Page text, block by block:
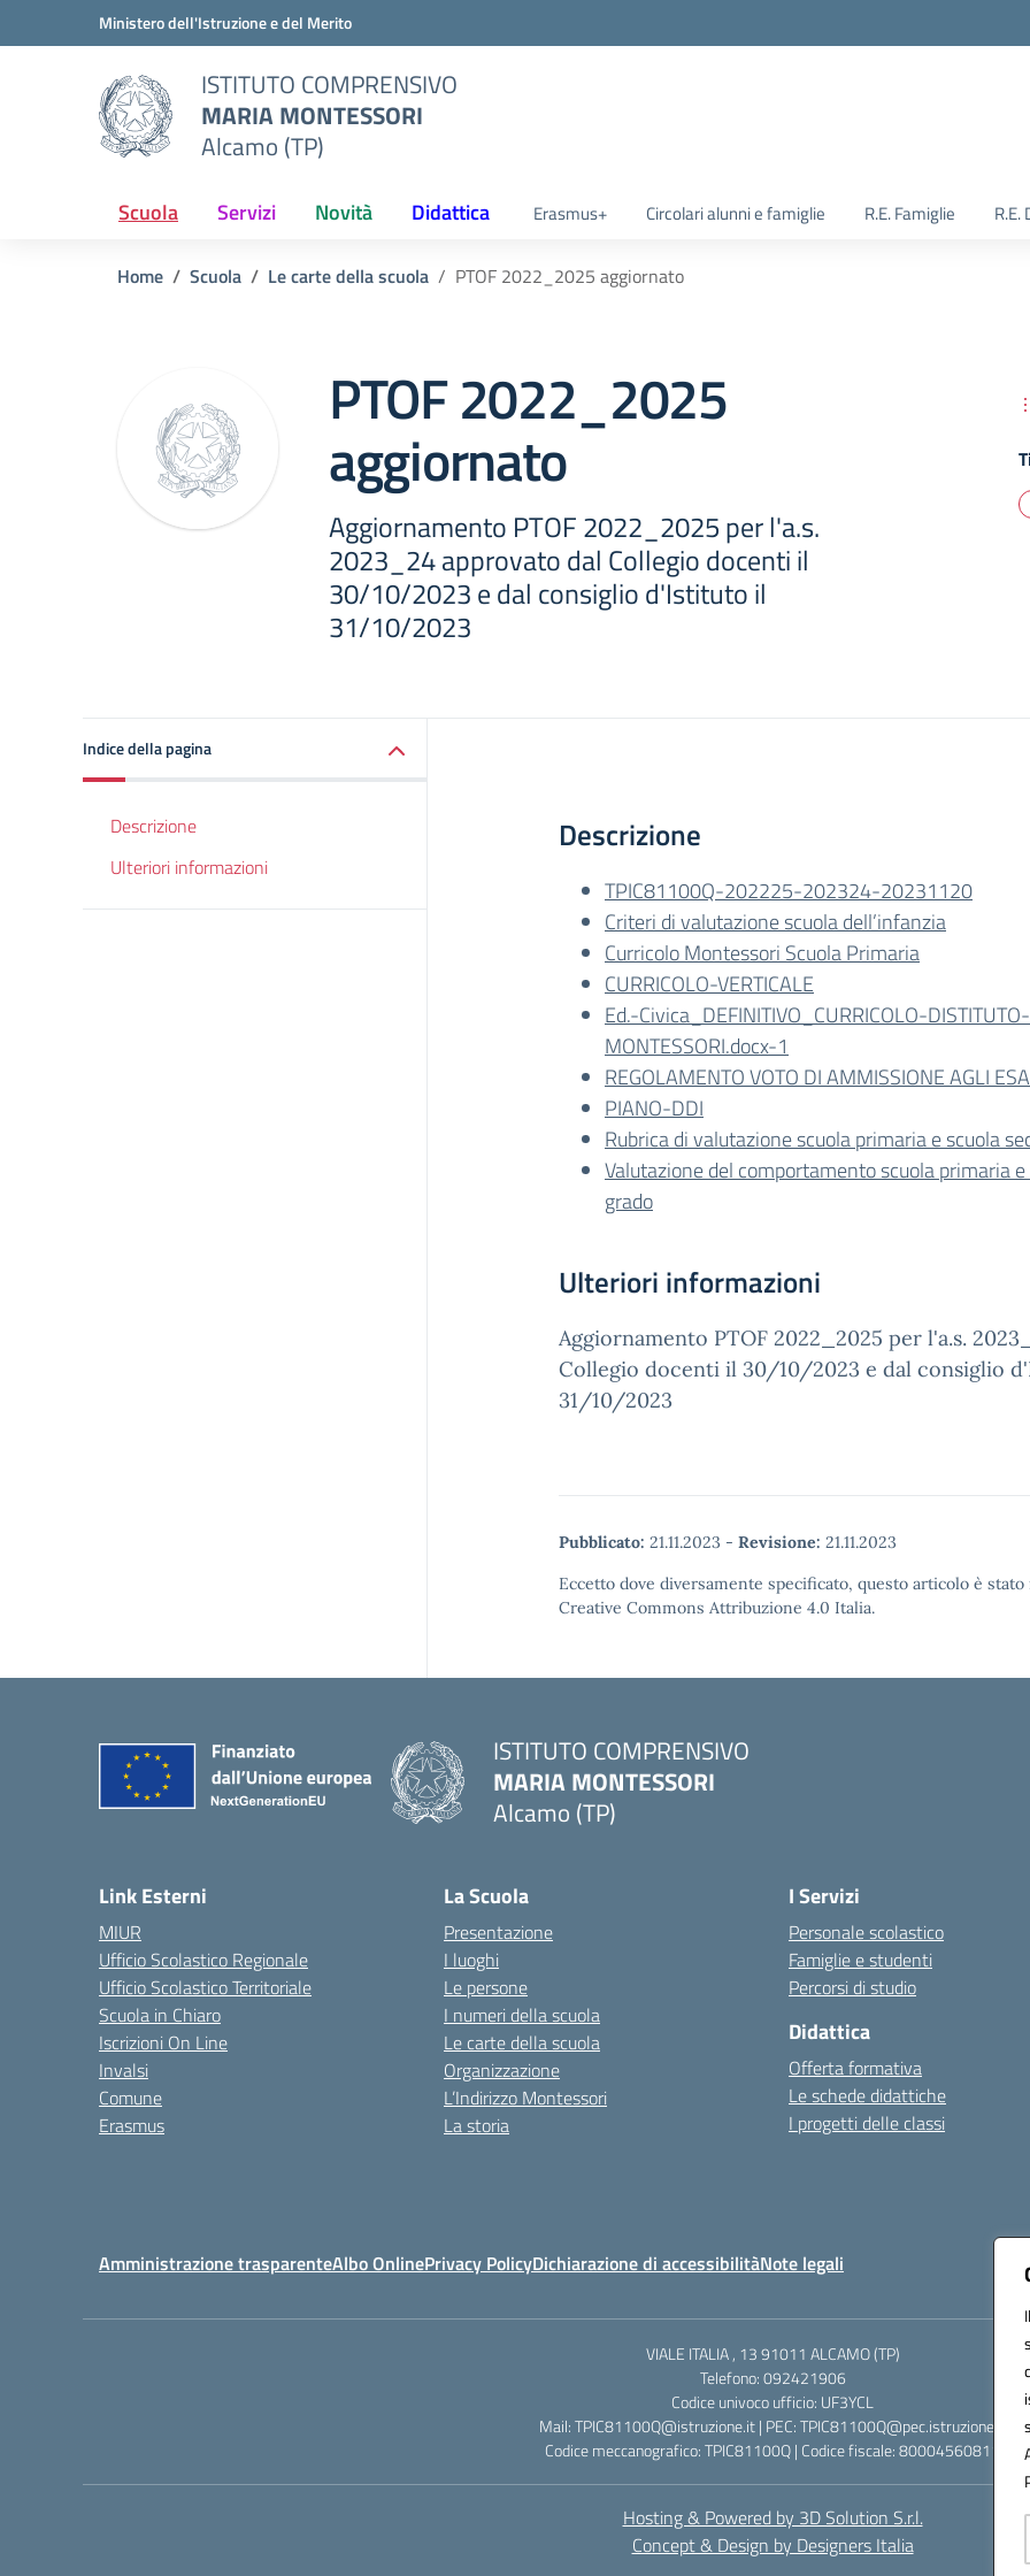
Vai ai contenuti
Vai al menu di navigazioneMinistero dell'Istruzione e del Merito
ISTITUTO COMPRENSIVO
MARIA MONTESSORI
Alcamo (TP)
Scuola Servizi Novità Didattica Erasmus+ Circolari alunni e famiglie R.E. Famiglie R.E.
Home Scuola Le carte della scuola PTOF 2022_2025 aggiornato
PTOF 2022_2025
aggiornato
Aggiornamento PTOF 2022_2025 per l'a.s.
2023_24 approvato dal Collegio docenti il
30/10/2023 e dal consiglio d'Istituto il
31/10/2023
Indice della pagina
Descrizione
Ulteriori informazioni
Descrizione
TPIC81100Q-202225-202324-20231120
Criteri di valutazione scuola dell’infanzia
Curricolo Montessori Scuola Primaria
CURRICOLO-VERTICALE
Ed.-Civica_DEFINITIVO_CURRICOLO-
MONTESSORI.docx-1
REGOLAMENTO VOTO DI AMMISSIONE AGLI
PIANO-DDI
Rubrica di valutazione scuola primaria e scuola
Valutazione del comportamento scuola primaria
grado
Ulteriori informazioni
Aggiornamento PTOF 2022_2025 per l'a.s.
Collegio docenti il 30/10/2023 e dal consiglio
31/10/2023
Pubblicato: 21.11.2023 - Revisione: 21.11.2023
Eccetto dove diversamente specificato, questo articolo è
Creative Commons Attribuzione 4.0 Italia.
ISTITUTO COMPRENSIVO
MARIA MONTESSORI
Alcamo (TP)
Link Esterni
MIUR
Ufficio Scolastico Regionale
Ufficio Scolastico Territoriale
Scuola in Chiaro
Iscrizioni On Line
Invalsi
Comune
Erasmus
La Scuola
Presentazione
I luoghi
Le persone
I numeri della scuola
Le carte della scuola
Organizzazione
L’Indirizzo Montessori
La storia
I Servizi
Personale scolastico
Famiglie e studenti
Percorsi di studio
Didattica
Offerta formativa
Le schede didattiche
I progetti delle classi
Amministrazione trasparenteAlbo OnlinePrivacy PolicyDichiarazione di accessibilitàNote legali
VIALE ITALIA , 13 91011 ALCAMO (TP)
Telefono: 092421906
Codice univoco ufficio: UF3YCL
Mail: TPIC81100Q@istruzione.it | PEC: TPIC81100Q@pec.istruzione.it
Codice meccanografico: TPIC81100Q | Codice fiscale: 80004560811
Hosting & Powered by 3D Solution S.r.l.
Concept & Design by Designers Italia